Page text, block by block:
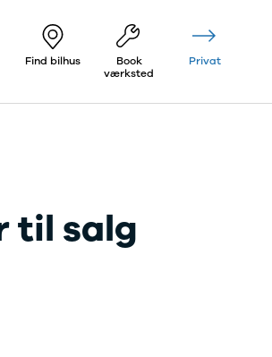
Find bilhus
Book
værksted
Privat
til salg